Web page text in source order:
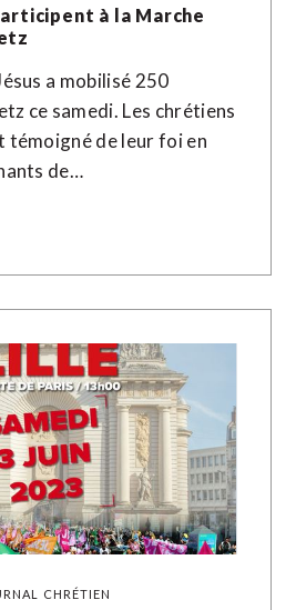
à la Marche
a mobilisé 250
ce samedi. Les chrétiens
de leur foi en
de…
CHRÉTIEN